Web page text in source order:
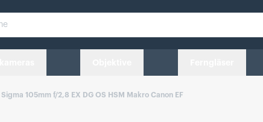
Sigma 105mm f/2,8 EX DG OS HSM Makro Canon EF